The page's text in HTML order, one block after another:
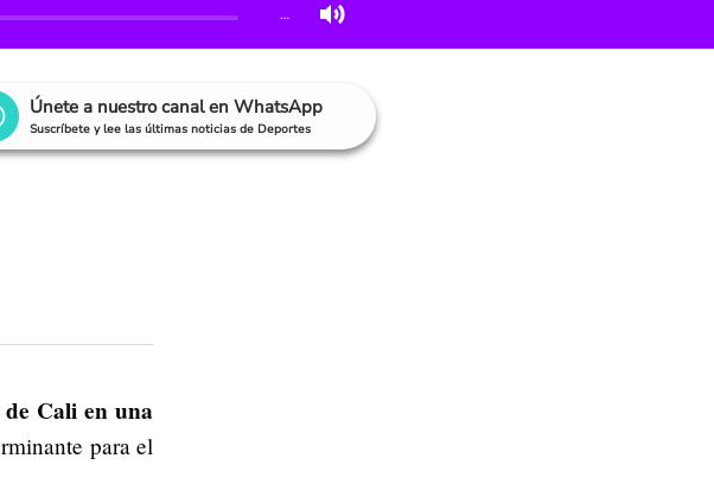
…
Únete a nuestro canal en WhatsApp
Suscríbete y lee las últimas noticias de Deportes
Cali en una
para el